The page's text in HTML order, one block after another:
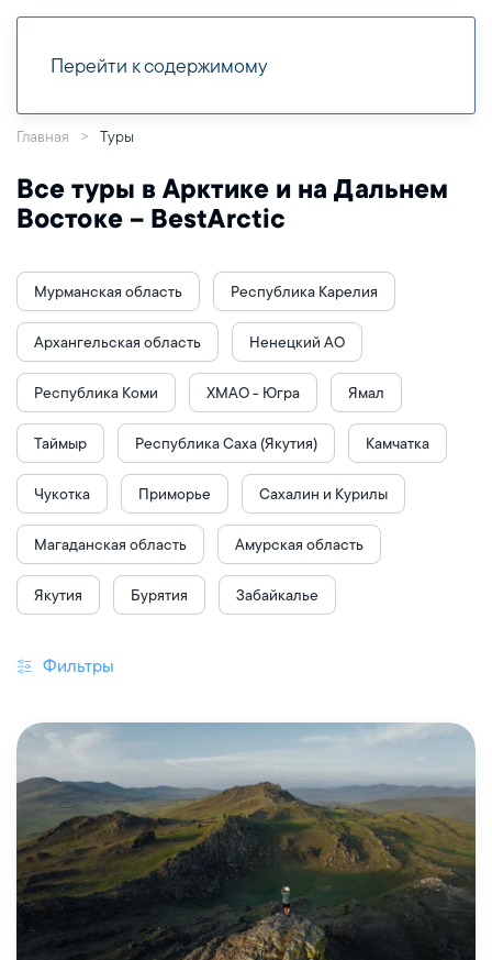
Перейти к содержимому
Главная Туры
Все туры в Арктике и на Дальнем
Востоке – BestArctic
Мурманская область Республика Карелия
Архангельская область Ненецкий АО
Республика Коми ХМАО - Югра Ямал
Таймыр Республика Саха (Якутия) Камчатка
Чукотка Приморье Сахалин и Курилы
Магаданская область Амурская область
Якутия Бурятия Забайкалье
Фильтры